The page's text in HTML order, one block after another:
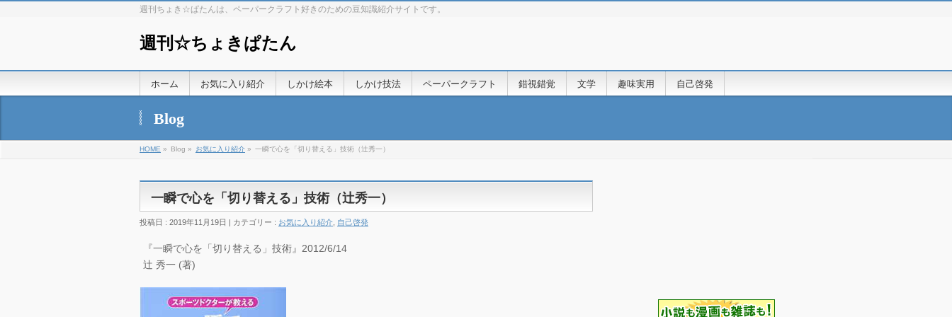
週刊ちょき☆ぱたんは、ペーパークラフト好きのための豆知識紹介サイトです。
週刊☆ちょきぱたん
ホーム お気に入り紹介 しかけ絵本 しかけ技法 ペーパークラフト 錯視錯覚 文学 趣味実用 自己啓発
Blog
HOME » Blog » お気に入り紹介 » 一瞬で心を「切り替える」技術（辻秀一）
一瞬で心を「切り替える」技術（辻秀一）
投稿日 : 2019年11月19日 | カテゴリー : お気に入り紹介 自己啓発
『一瞬で心を「切り替える」技術』2012/6/14
辻 秀一 (著)